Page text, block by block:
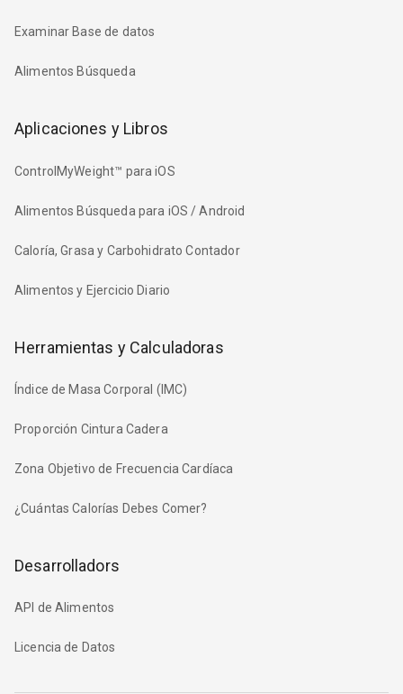
Examinar Base de datos
Alimentos Búsqueda
Aplicaciones y Libros
ControlMyWeight™ para iOS
Alimentos Búsqueda para iOS / Android
Caloría, Grasa y Carbohidrato Contador
Alimentos y Ejercicio Diario
Herramientas y Calculadoras
Índice de Masa Corporal (IMC)
Proporción Cintura Cadera
Zona Objetivo de Frecuencia Cardíaca
¿Cuántas Calorías Debes Comer?
Desarrolladors
API de Alimentos
Licencia de Datos